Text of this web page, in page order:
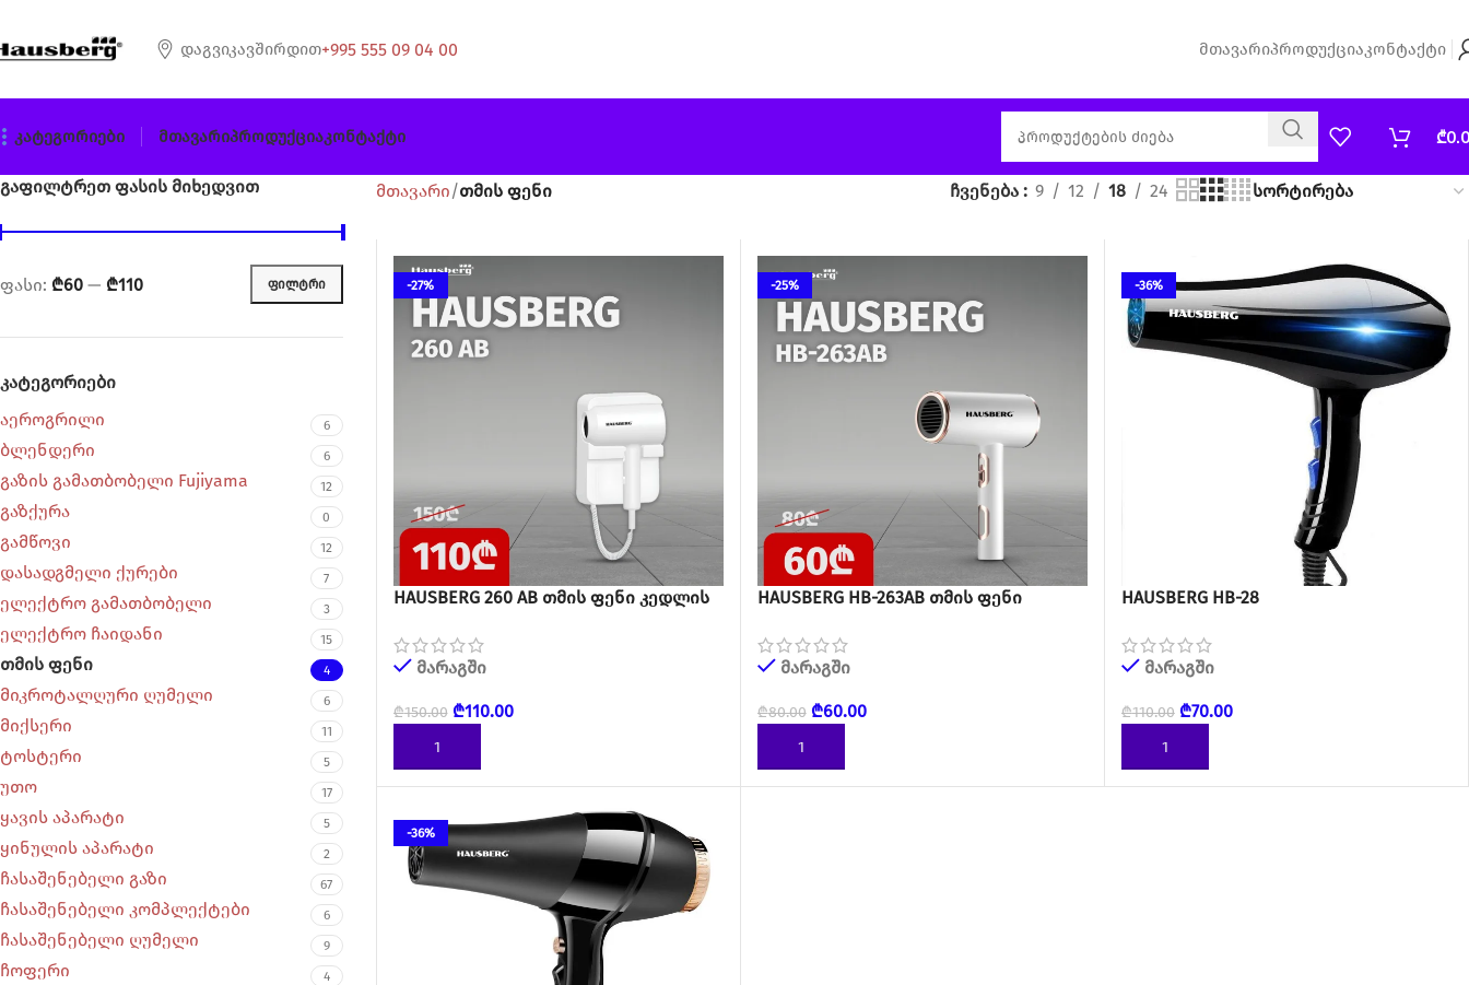
Დაგვიკავშირდით+995 555 09 04 00 ᲛთავარიᲞროდუქციაᲙონტაქტი
Კატეგორიები ᲛთავარიᲞროდუქციაᲙონტაქტი ₾
გაფილტრეთ ფასის მიხედვით
ᲤᲘᲚᲢᲠᲘ
ფასი: ₾60 — ₾110
კატეგორიები
აეროგრილი
6
ბლენდერი 6
გაზის გამათბობელი Fujiyama 12
გაზქურა 0
გამწოვი 12
დასადგმელი ქურები 7
ელექტრო გამათბობელი 3
ელექტრო ჩაიდანი 15
თმის ფენი 4
მიკროტალღური ღუმელი 6
მიქსერი 11
ტოსტერი 5
უთო 17
ყავის აპარატი 5
ყინულის აპარატი 2
ჩასაშენებელი გაზი 67
ჩასაშენებელი კომპლექტები 6
ჩასაშენებელი ღუმელი 9
ჩოფერი 4
მთავარი თმის ფენი ჩვენება 9 12 18 24
-27%
HAUSBERG 260 AB თმის ფენი კედლის
მარაგში
₾150.00 ₾110.00
ᲙᲐᲚᲐᲗᲐᲨᲘ ᲓᲐᲛᲐᲢᲔᲑᲐ
-25%
HAUSBERG HB-263AB თმის ფენი
მარაგში
₾80.00 ₾60.00
ᲙᲐᲚᲐᲗᲐᲨᲘ ᲓᲐᲛᲐᲢᲔᲑᲐ
-36%
HAUSBERG HB-28
მარაგში
₾110.00 ₾70.00
ᲙᲐᲚᲐᲗᲐᲨᲘ ᲓᲐᲛᲐᲢᲔᲑᲐ
-36%